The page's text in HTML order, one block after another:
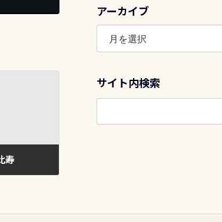
寿
アーカイブ
ア
カ
ブ
サイト内検索